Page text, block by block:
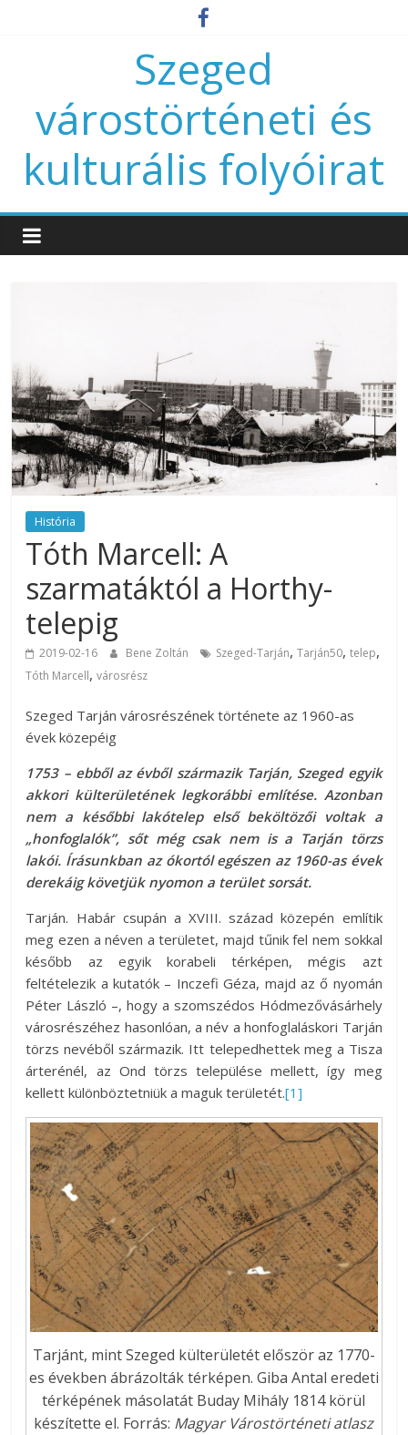
Szeged
várostörténeti és
kulturális folyóirat
História
Tóth Marcell: A
szarmatáktól a Horthy-
telepig
2019-02-16 Bene Zoltán Szeged-Tarján,Tarján50,telep,
Tóth Marcell,városrész
Szeged Tarján városrészének története az 1960-as
évek közepéig
1753 – ebből az évből származik Tarján, Szeged egyik
akkori külterületének legkorábbi említése. Azonban
nem a későbbi lakótelep első beköltözői voltak a
„honfoglalók”, sőt még csak nem is a Tarján törzs
lakói. Írásunkban az ókortól egészen az 1960-as évek
derekáig követjük nyomon a terület sorsát.
Tarján. Habár csupán a XVIII. század közepén említik
meg ezen a néven a területet, majd tűnik fel nem sokkal
később az egyik korabeli térképen, mégis azt
feltételezik a kutatók – Inczefi Géza, majd az ő nyomán
Péter László –, hogy a szomszédos Hódmezővásárhely
városrészéhez hasonlóan, a név a honfoglaláskori Tarján
törzs nevéből származik. Itt telepedhettek meg a Tisza
árterénél, az Ond törzs települése mellett, így meg
kellett különböztetniük a maguk területét.[1]
Tarjánt, mint Szeged külterületét először az 1770-
es években ábrázolták térképen. Giba Antal eredeti
térképének másolatát Buday Mihály 1814 körül
készítette el. Forrás: Magyar Várostörténeti atlasz